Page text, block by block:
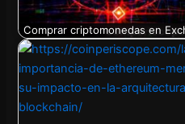
Comprar criptomonedas en